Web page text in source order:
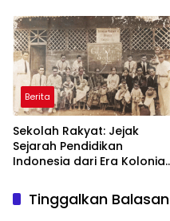
Depan Kawasan Danau
Toba
Berita
Sekolah Rakyat: Jejak
Sejarah Pendidikan
Indonesia dari Era Kolonial
Pemerintahan Prabowo
Tinggalkan Balasan